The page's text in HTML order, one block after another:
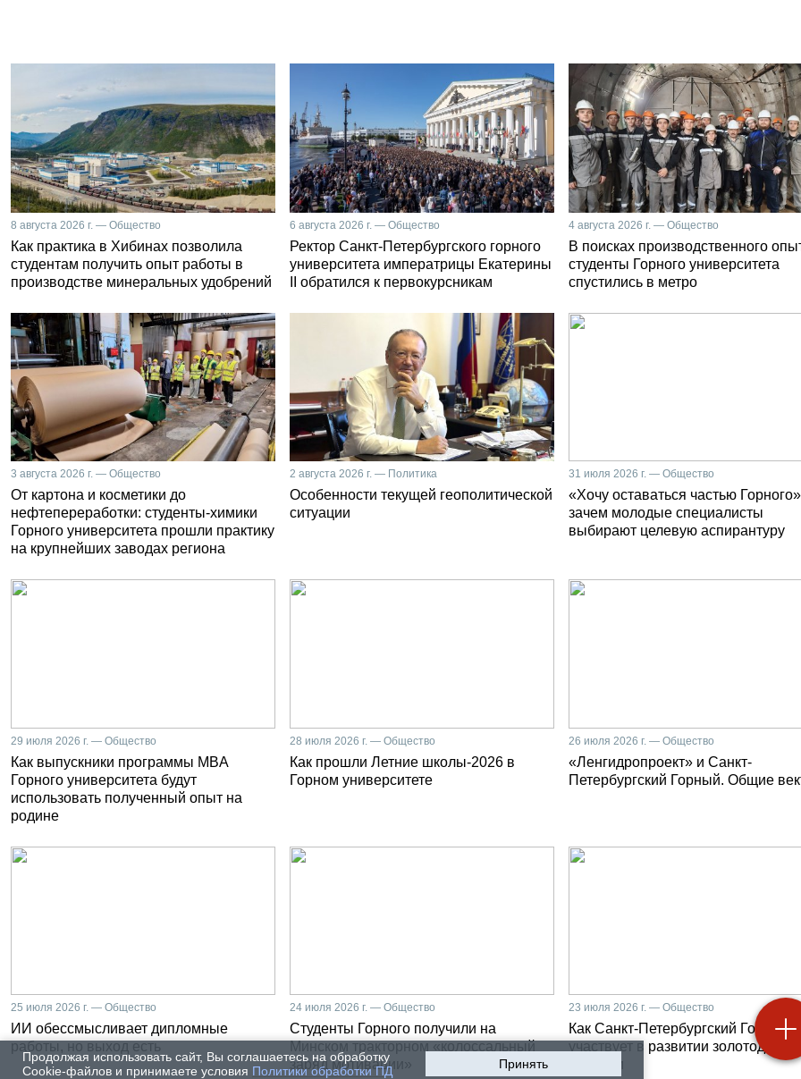
Продолжая использовать сайт, Вы соглашаетесь на обработку
Cookie-файлов и принимаете условия Политики обработки ПД Принять
8 августа 2026 г. — Общество
Как практика в Хибинах позволила
студентам получить опыт работы в
производстве минеральных удобрений
6 августа 2026 г. — Общество
Ректор Санкт-Петербургского горного
университета императрицы Екатерины
II обратился к первокурсникам
4 августа 2026 г. — Общество
В поисках производственного
студенты Горного университета
спустились в метро
3 августа 2026 г. — Общество
От картона и косметики до
нефтепереработки: студенты-химики
Горного университета прошли практику
на крупнейших заводах региона
2 августа 2026 г. — Политика
Особенности текущей геополитической
ситуации
31 июля 2026 г. — Общество
«Хочу оставаться частью
зачем молодые специалисты
выбирают целевую аспирантуру
29 июля 2026 г. — Общество
Как выпускники программы MBA
Горного университета будут
использовать полученный опыт на
родине
28 июля 2026 г. — Общество
Как прошли Летние школы-2026 в
Горном университете
26 июля 2026 г. — Общество
«Ленгидропроект» и Санкт-
Петербургский Горный. Общие
25 июля 2026 г. — Общество
ИИ обессмысливает дипломные
работы, но выход есть
24 июля 2026 г. — Общество
Студенты Горного получили на
Минском тракторном «колоссальный
заряд мотивации»
23 июля 2026 г. — Общество
Как Санкт-Петербургский Горный
участвует в развитии
Бурятии